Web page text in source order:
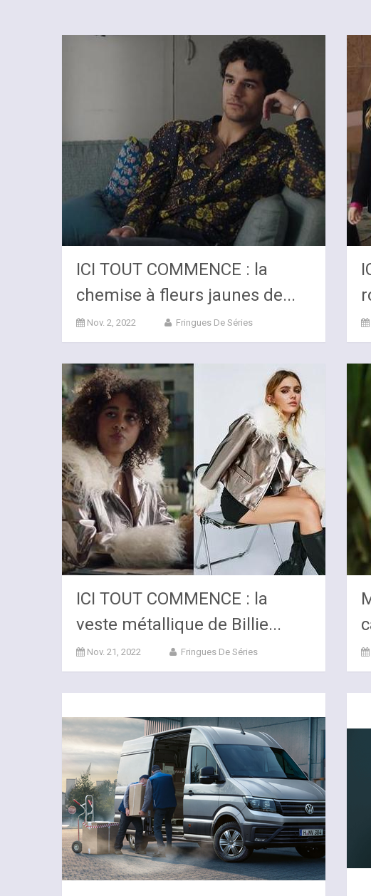
ICI TOUT COMMENCE : la
chemise à fleurs jaunes de...
Nov. 2, 2022 Fringues De Séries
ICI TOUT COMMENCE : la
veste métallique de Billie...
Nov. 21, 2022 Fringues De Séries